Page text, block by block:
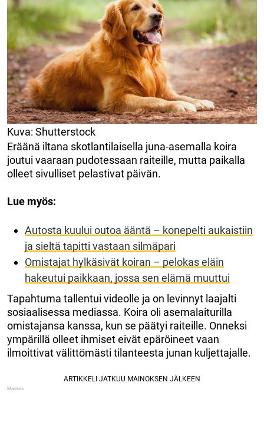
Kuva: Shutterstock
Eräänä iltana skotlantilaisella juna-asemalla koira
joutui vaaraan pudotessaan raiteille, mutta paikalla
olleet sivulliset pelastivat päivän.
Lue myös:
Autosta kuului outoa ääntä – konepelti aukaistiin
ja sieltä tapitti vastaan silmäpari
Omistajat hylkäsivät koiran – pelokas eläin
hakeutui paikkaan, jossa sen elämä muuttui
Tapahtuma tallentui videolle ja on levinnyt laajalti
sosiaalisessa mediassa. Koira oli asemalaiturilla
omistajansa kanssa, kun se päätyi raiteille. Onneksi
ympärillä olleet ihmiset eivät epäröineet vaan
ilmoittivat välittömästi tilanteesta junan kuljettajalle.